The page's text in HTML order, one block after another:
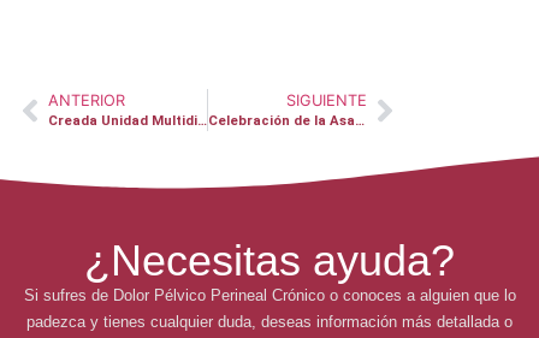
ANTERIOR
Creada Unidad Multidisciplinar para el tratamiento del Dolor Pélvico Crónico
SIGUIENTE
Celebración de la Asamblea y el XX aniversario de FEDER
¿Necesitas ayuda?
Si sufres de Dolor Pélvico Perineal Crónico o conoces a alguien que lo
padezca y tienes cualquier duda, deseas información más detallada o